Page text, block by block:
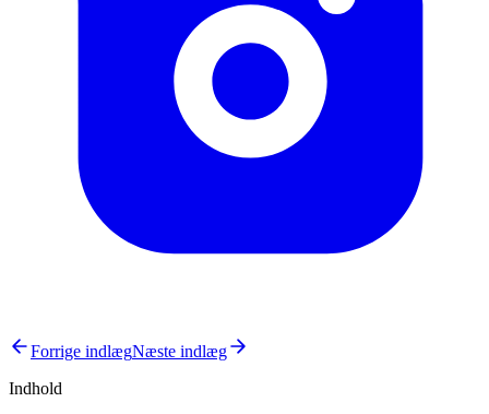
Forrige indlægNæste indlæg
Indhold